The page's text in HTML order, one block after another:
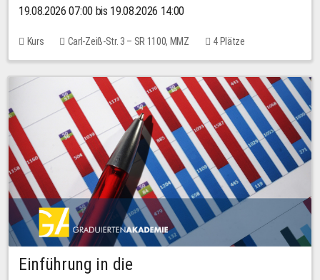
19.08.2026 07:00 bis 19.08.2026 14:00
Kurs Carl-Zeiß-Str. 3 – SR 1100, MMZ 4 Plätze
Einführung in die